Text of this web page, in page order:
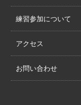
練習参加について
アクセス
お問い合わせ